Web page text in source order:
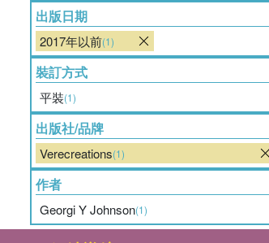
出版日期
2017年以前(1)
裝訂方式
平裝(1)
出版社/品牌
Verecreations(1)
作者
Georgi Y Johnson(1)